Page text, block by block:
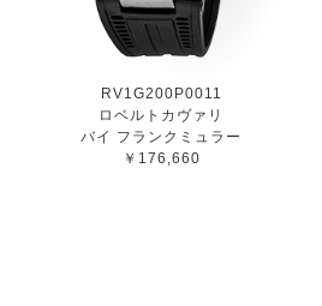
RV1G200P0011
ロベルトカヴァリ
バイ フランクミュラー
￥176,660